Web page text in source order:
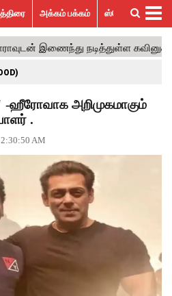
அக்கம் பக்கம் ஸ்பெஷல் ஸ்டோரீஸ்
-ஹீரோவாக அறிமுகமாகும்
.
2:30:50 AM